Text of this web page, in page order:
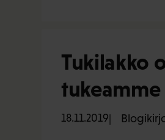
Tukilakko
tukeamme
18.11.2019